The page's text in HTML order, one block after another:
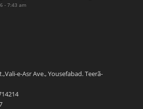
- 7:43 am
e-Asr Ave., Yousefabad. Teerã-